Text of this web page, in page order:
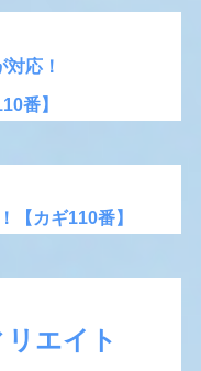
応！
番】
【カギ110番】
エイト